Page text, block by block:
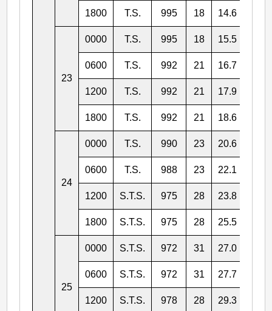
1800 T.S. 995 18 14.6
23
0000 T.S. 995 18 15.5
0600 T.S. 992 21 16.7
1200 T.S. 992 21 17.9
1800 T.S. 992 21 18.6
24
0000 T.S. 990 23 20.6
0600 T.S. 988 23 22.1
1200 S.T.S. 975 28 23.8
1800 S.T.S. 975 28 25.5
25
0000 S.T.S. 972 31 27.0
0600 S.T.S. 972 31 27.7
1200 S.T.S. 978 28 29.3